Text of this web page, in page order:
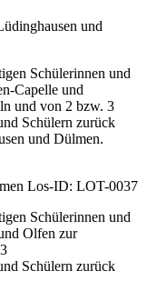
und
Schülerinnen und
Capelle und
und von 2 bzw. 3
Schülern zurück
und Dülmen.
Los-ID: LOT-0037
Schülerinnen und
Olfen zur
Schülern zurück